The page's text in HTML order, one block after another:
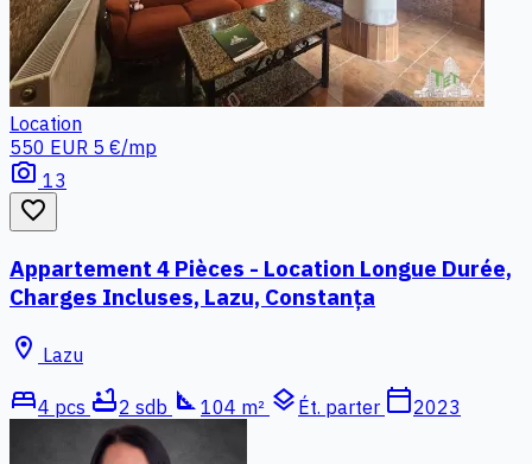
Location
550 EUR 5 €/mp
photo_camera 13
favorite_border
Appartement 4 Pièces - Location Longue Durée,
Charges Incluses, Lazu, Constanța
location_on Lazu
bed4 pcs bathtub2 sdb square_foot 104 m² layers Ét. parter calendar_today2023